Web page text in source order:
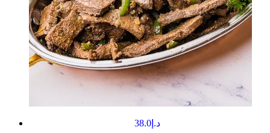
د.إ38.0